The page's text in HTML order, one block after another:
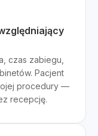
czas zabiegu,
Pacjent
procedury —
recepcję.